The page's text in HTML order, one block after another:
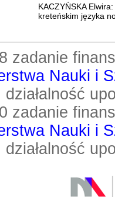
KACZYŃSKA
kreteńskim języka
zadanie
Nauki i
działalność
zadanie
Nauki i
działalność